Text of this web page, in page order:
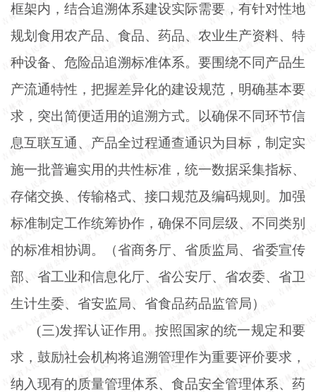
框架内，结合追溯体系建设实际需要，有针对性地
规划食用农产品、食品、药品、农业生产资料、特
种设备、危险品追溯标准体系。要围绕不同产品生
产流通特性，把握差异化的建设规范，明确基本要
求，突出简便适用的追溯方式。以确保不同环节信
息互联互通、产品全过程通查通识为目标，制定实
施一批普遍实用的共性标准，统一数据采集指标、
存储交换、传输格式、接口规范及编码规则。加强
标准制定工作统筹协作，确保不同层级、不同类别
的标准相协调。（省商务厅、省质监局、省委宣传
部、省工业和信息化厅、省公安厅、省农委、省卫
生计生委、省安监局、省食品药品监管局）
(三)发挥认证作用。按照国家的统一规定和要
求，鼓励社会机构将追溯管理作为重要评价要求，
纳入现有的质量管理体系、食品安全管理体系、药